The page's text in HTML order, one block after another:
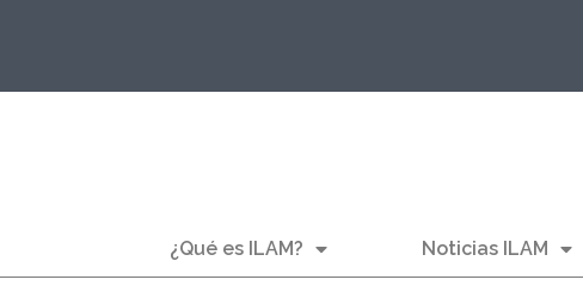
¿Qué es ILAM? Noticias ILAM